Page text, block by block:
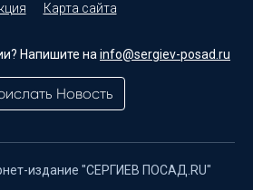
Карта сайта
Напишите наinfo@sergiev-posad.ru
Новость
издание "СЕРГИЕВ ПОСАД.RU"